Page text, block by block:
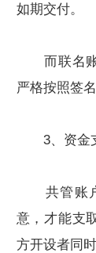
如期交付。
而联名账
严格按照签
3、资金
共管账户
意，才能支
方开设者同